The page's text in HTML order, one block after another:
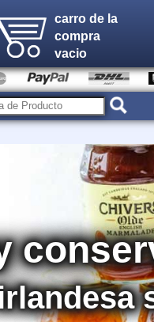
carro de la
compra
vacio